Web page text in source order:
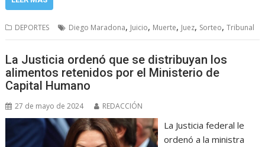
DEPORTES Diego Maradona, Juicio, Muerte, Juez, Sorteo,Tribunal
La Justicia ordenó que se distribuyan los
alimentos retenidos por el Ministerio de
Capital Humano
27 de mayo de 2024 REDACCIÓN
La Justicia federal le
ordenó a la ministra